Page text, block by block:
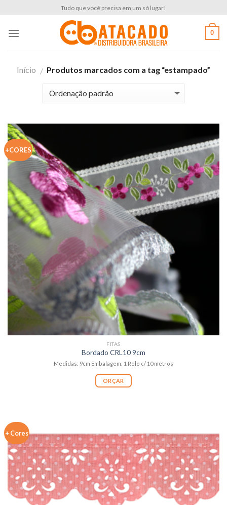
content
Tudo que você precisa em um só lugar!
0
Início / Produtos marcados com a tag “estampado”
+CORES
FITAS
Bordado CRL10 9cm
Medidas: 9cm Embalagem: 1 Rolo c/ 10 metros
ORÇAR
+ Cores